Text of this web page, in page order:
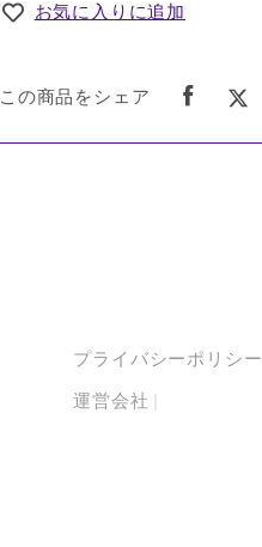
お気に入りに追加
この商品をシェア
プライバシーポリシー
運営会社